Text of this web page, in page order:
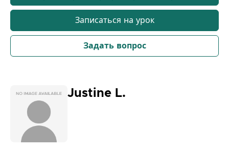
Записаться на урок
Задать вопрос
Justine L.